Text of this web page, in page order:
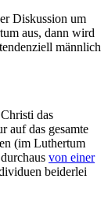
Diskussion um
aus, dann wird
männlich
das
auf das gesamte
(im Luthertum
von einer
beiderlei